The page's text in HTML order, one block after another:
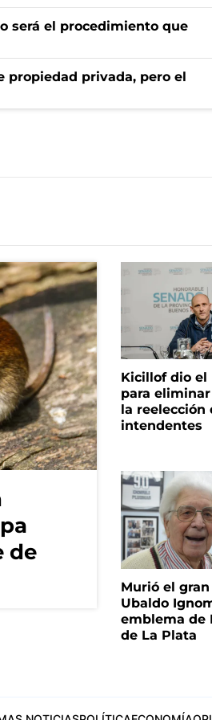
será el procedimiento que
propiedad privada, pero el
de
Kicillof dio el
para
la reelección
intendentes
Murió el
Ubaldo
emblema de
de La Plata